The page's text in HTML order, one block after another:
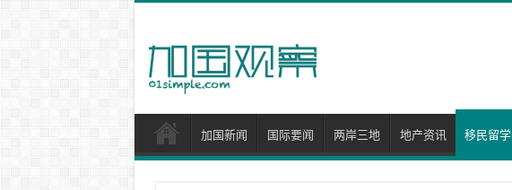
加国新闻 国际要闻 两岸三地 地产资讯 移民留学